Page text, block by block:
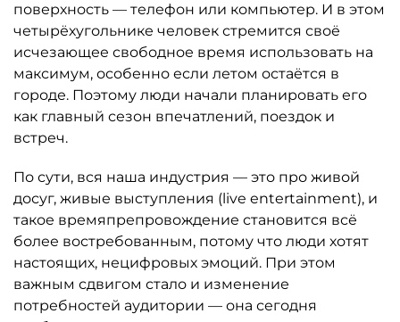
поверхность — телефон или компьютер. И в этом
четырёхугольнике человек стремится своё
исчезающее свободное время использовать на
максимум, особенно если летом остаётся в
городе. Поэтому люди начали планировать его
как главный сезон впечатлений, поездок и
встреч.
По сути, вся наша индустрия — это про живой
досуг, живые выступления (live entertainment), и
такое времяпрепровождение становится всё
более востребованным, потому что люди хотят
настоящих, нецифровых эмоций. При этом
важным сдвигом стало и изменение
потребностей аудитории — она сегодня